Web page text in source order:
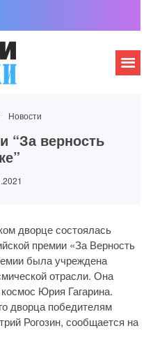
Новости
“За верность
дворце состоялась
премии «За Верность
была учреждена
отрасли. Она
Юрия Гагарина.
дворца победителям
Рогозин, сообщается на